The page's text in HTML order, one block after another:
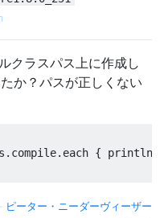
クラスパス上に作成し
か？パスが正しくない
. compile. each {
ピーター・ニーダーヴィーザー